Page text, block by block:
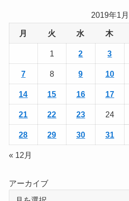
2019年1月
月 火 水 木
1 2 3
7 8 9 10
14 15 16 17
21 22 23 24
28 29 30 31
« 12月
アーカイブ